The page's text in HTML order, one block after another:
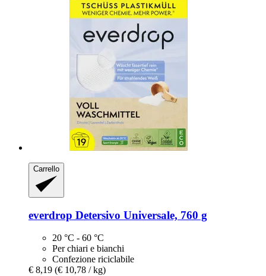
Carrello
everdrop Detersivo Universale, 760 g
20 °C - 60 °C
Per chiari e bianchi
Confezione riciclabile
€ 8,19 (€ 10,78 / kg)